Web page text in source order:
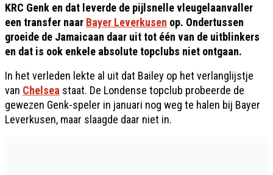
KRC Genk en dat leverde de pijlsnelle vleugelaanvaller
een transfer naar Bayer Leverkusen op. Ondertussen
groeide de Jamaicaan daar uit tot één van de uitblinkers
en dat is ook enkele absolute topclubs niet ontgaan.
In het verleden lekte al uit dat Bailey op het verlanglijstje
van Chelsea staat. De Londense topclub probeerde de
gewezen Genk-speler in januari nog weg te halen bij Bayer
Leverkusen, maar slaagde daar niet in.